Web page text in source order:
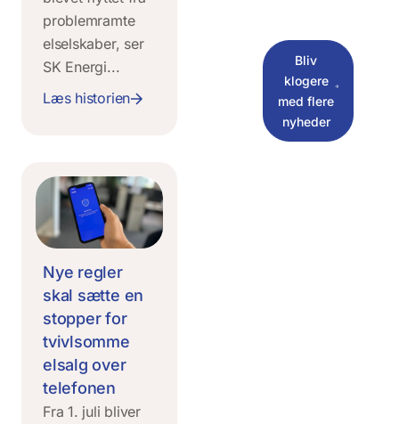
problemramte
elselskaber, ser
SK Energi...
Læs historien
Nye regler
skal sætte en
stopper for
tvivlsomme
elsalg over
telefonen
Fra 1. juli bliver
Bliv
klogere
med flere
nyheder